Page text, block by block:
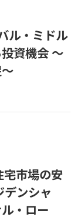
ル・ミドル
資機会 ～
宅市場の安
デンシャ
・ロー